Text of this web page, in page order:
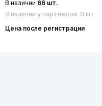
В наличии 66 шт.
В наличии у партнеров: 0 шт
Цена после регистрации